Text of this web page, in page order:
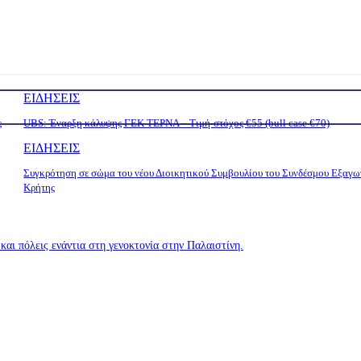
ΕΙΔΗΣΕΙΣ
UBS: Έναρξη κάλυψης ΓΕΚ ΤΕΡΝΑ – Tιμή-στόχος €55 (bull case €70)
ΕΙΔΗΣΕΙΣ
Συγκρότηση σε σώμα του νέου Διοικητικού Συμβουλίου του Συνδέσμου
Κρήτης
ενάντια στη γενοκτονία στην Παλαιστίνη.